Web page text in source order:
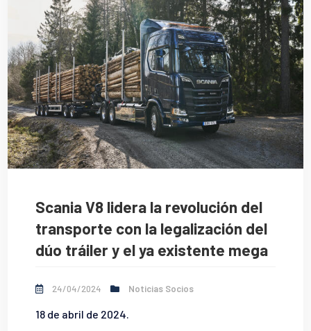
Scania V8 lidera la revolución del
transporte con la legalización del
dúo tráiler y el ya existente mega
24/04/2024 Noticias Socios
18 de abril de 2024.